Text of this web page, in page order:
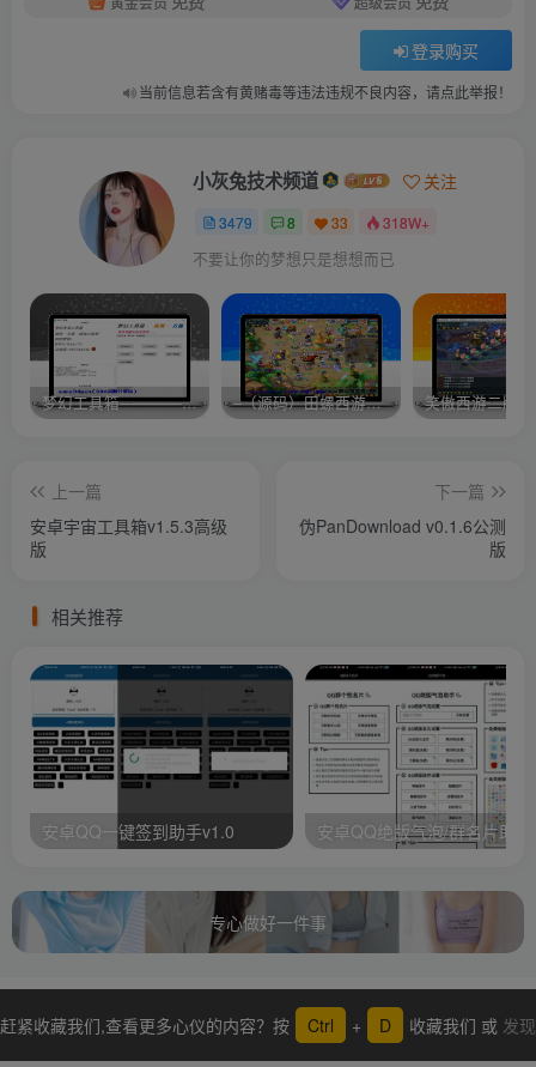
登录购买
当前信息若含有黄赌毒等违法违规不良内容，请点此举报！
小灰兔技术频道 关注
3479 8 33 318W+
不要让你的梦想只是想想而已
梦幻工具箱————-免费 –（源码）田螺西游9.0 假人摆摊18门派飞升渡劫化圣助战最新BB谛听…. 笑傲西游二版-
上一篇
安卓宇宙工具箱v1.5.3高级
版
下一篇
伪PanDownload v0.1.6公测
版
相关推荐
安卓QQ一键签到助手v1.0 安卓QQ绝版气泡/群名片助手
专心做好一件事
赶紧收藏我们,查看更多心仪的内容？按 Ctrl + D 收藏我们 或 发现